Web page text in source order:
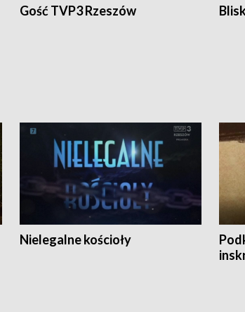
Gość TVP3 Rzeszów
Nielegalne kościoły